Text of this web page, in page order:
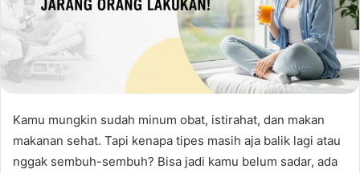
Kamu mungkin sudah minum obat, istirahat, dan makan
makanan sehat. Tapi kenapa tipes masih aja balik lagi atau
nggak sembuh-sembuh? Bisa jadi kamu belum sadar, ada